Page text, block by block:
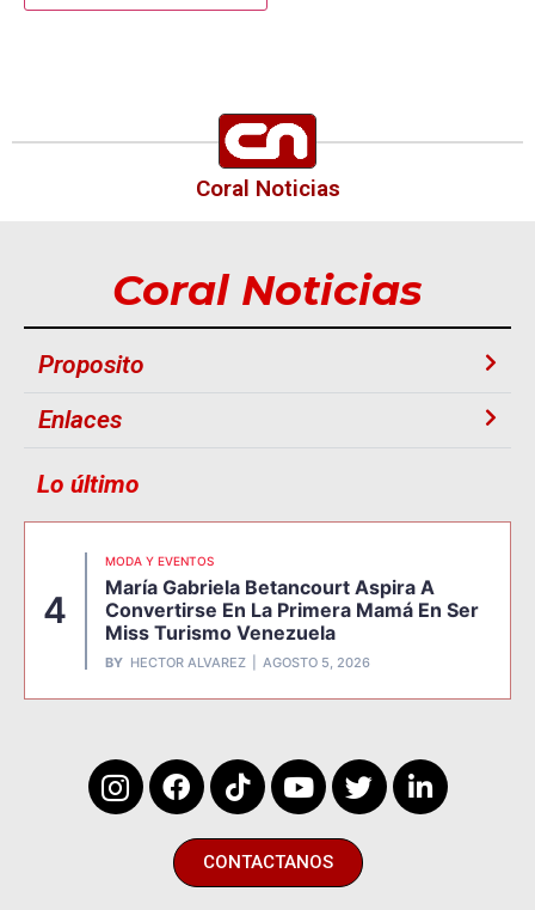
Coral Noticias
Coral Noticias
Proposito
Enlaces
Lo último
4
MODA Y EVENTOS
María Gabriela Betancourt Aspira A
Convertirse En La Primera Mamá En Ser
Miss Turismo Venezuela
BY HECTOR ALVAREZ AGOSTO 5, 2026
CONTACTANOS